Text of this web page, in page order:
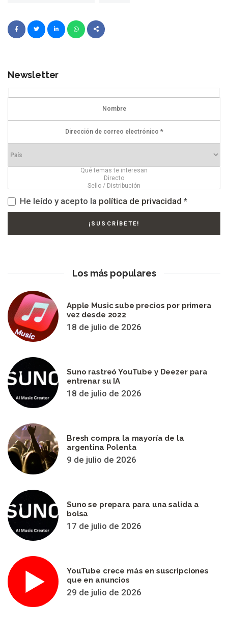
Newsletter
He leído y acepto la política de privacidad *
Los más populares
Apple Music sube precios por primera
vez desde 2022
18 de julio de 2026
Suno rastreó YouTube y Deezer para
entrenar su IA
18 de julio de 2026
Bresh compra la mayoría de la
argentina Polenta
9 de julio de 2026
Suno se prepara para una salida a
bolsa
17 de julio de 2026
YouTube crece más en suscripciones
que en anuncios
29 de julio de 2026